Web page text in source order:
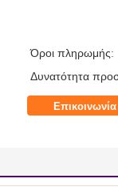
Όροι πληρωμής:
Δυνατότητα
Επικοινωνία